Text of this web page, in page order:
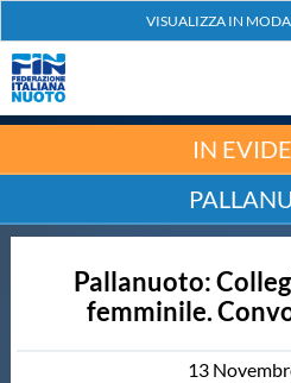
Nuoto
Tuffi
IN
Pallanuoto:
femminile.
13